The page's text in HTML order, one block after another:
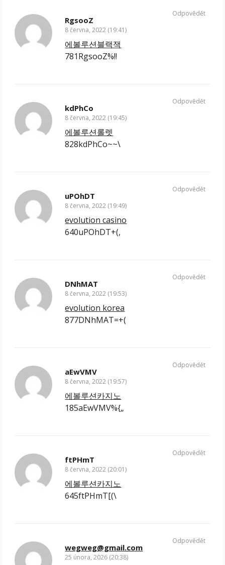
RgsooZ
8 června, 2022 (19:41)
에볼루션블랙잭
781RgsooZ%!!
Odpovědět
kdPhCo
8 června, 2022 (19:45)
에볼루션롤렛
828kdPhCo~~\
Odpovědět
uPOhDT
8 června, 2022 (19:49)
evolution casino
640uPOhDT+(,
Odpovědět
DNhMAT
8 června, 2022 (19:53)
evolution korea
877DNhMAT=+(
Odpovědět
aEwVMV
8 června, 2022 (19:57)
에볼루션카지노
185aEwVMV%{„
Odpovědět
ftPHmT
8 června, 2022 (20:01)
에볼루션카지노
645ftPHmT[(\
Odpovědět
wegweg@gmail.com
25 února, 2026 (20:38)
Odpovědět